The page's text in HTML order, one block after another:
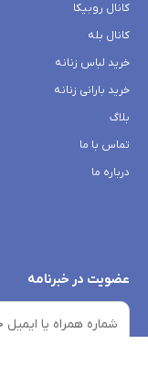
کانال روبیکا
کانال بله
خرید لباس زنانه
خرید بارانی زنانه
بلاگ
تماس با ما
درباره ما
عضویت در خبرنامه